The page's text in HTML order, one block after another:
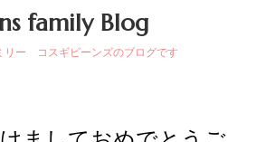
family Blog
リー コスギビーンズのブログです